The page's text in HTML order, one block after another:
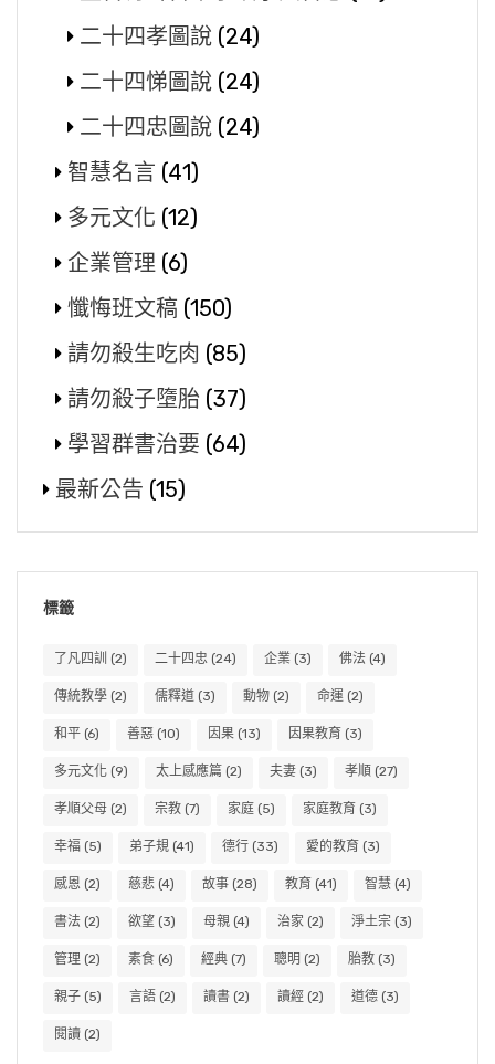
二十四孝圖說 (24)
二十四悌圖說 (24)
二十四忠圖說 (24)
智慧名言 (41)
多元文化 (12)
企業管理 (6)
懺悔班文稿 (150)
請勿殺生吃肉 (85)
請勿殺子墮胎 (37)
學習群書治要 (64)
最新公告 (15)
標籤
了凡四訓 (2) 二十四忠 (24) 企業 (3) 佛法 (4)
傳統教學 (2) 儒釋道 (3) 動物 (2) 命運 (2)
和平 (6) 善惡 (10) 因果 (13) 因果教育 (3)
多元文化 (9) 太上感應篇 (2) 夫妻 (3) 孝順 (27)
孝順父母 (2) 宗教 (7) 家庭 (5) 家庭教育 (3)
幸福 (5) 弟子規 (41) 德行 (33) 愛的教育 (3)
感恩 (2) 慈悲 (4) 故事 (28) 教育 (41) 智慧 (4)
書法 (2) 欲望 (3) 母親 (4) 治家 (2) 淨土宗 (3)
管理 (2) 素食 (6) 經典 (7) 聰明 (2) 胎教 (3)
親子 (5) 言語 (2) 讀書 (2) 讀經 (2) 道德 (3)
閱讀 (2)